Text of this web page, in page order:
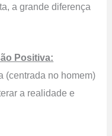
a grande diferença
Positiva:
(centrada no homem)
a realidade e